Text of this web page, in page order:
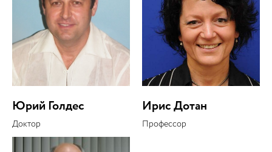
Юрий Голдес
Доктор
Ирис Дотан
Профессор